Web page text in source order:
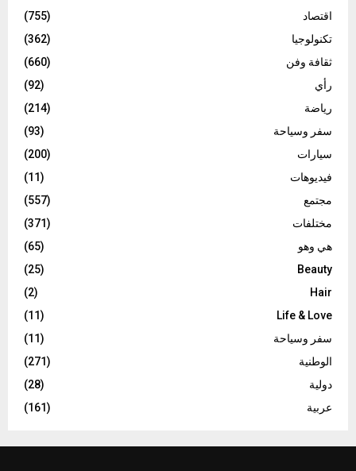
اقتصاد
(755)
تكنولوجيا
(362)
ثقافة وفن
(660)
رأي
(92)
رياضة
(214)
سفر وسياحة
(93)
سيارات
(200)
فيديوهات
(11)
مجتمع
(557)
مختلفات
(371)
هي وهو
(65)
Beauty
(25)
Hair
(2)
Life & Love
(11)
سفر وسياحة
(11)
الوطنية
(271)
دولية
(28)
عربية
(161)